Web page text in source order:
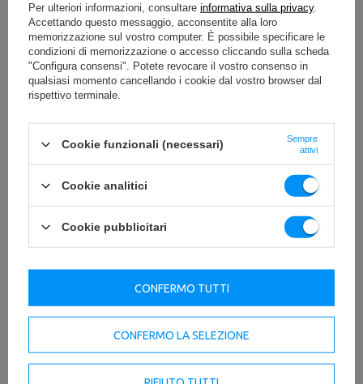
IMPORTANTI INFORMAZIONI SULLA SICUREZZA
Per ulteriori informazioni, consultare informativa sulla privacy.
Accettando questo messaggio, acconsentite alla loro
memorizzazione sul vostro computer. È possibile specificare le
condizioni di memorizzazione o accesso cliccando sulla scheda
"Configura consensi". Potete revocare il vostro consenso in
qualsiasi momento cancellando i cookie dal vostro browser dal
rispettivo terminale.
Cookie funzionali (necessari)
Sempre
attivi
Cookie analitici
Cookie pubblicitari
CONFERMO LA SELEZIONE
CONFERMO TUTTI